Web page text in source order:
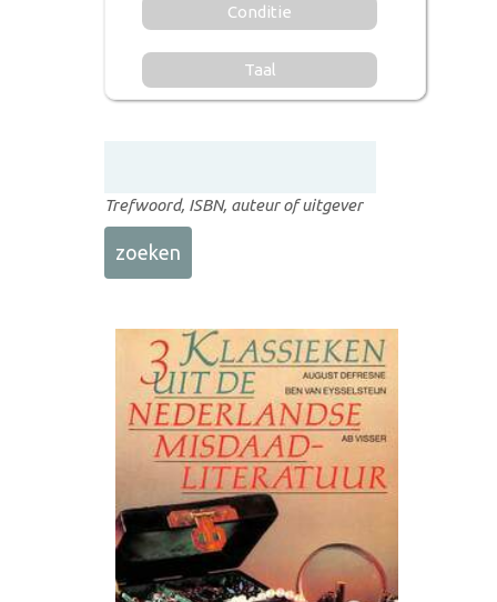
Conditie
Taal
Trefwoord, ISBN, auteur of uitgever